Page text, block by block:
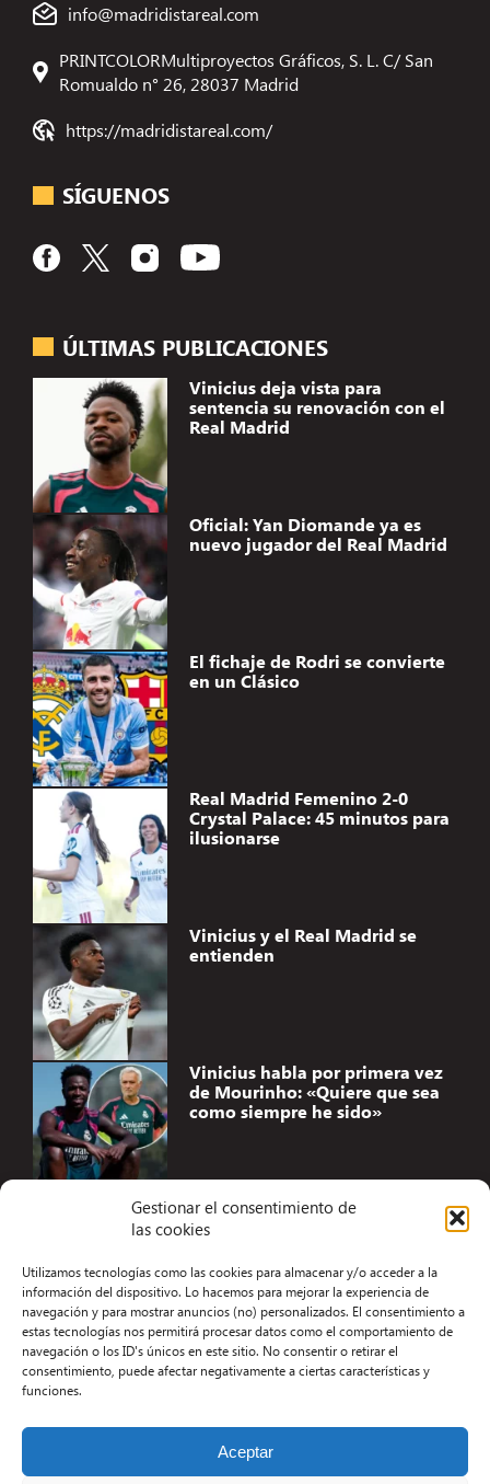
Gestionar el consentimiento de
las cookies
Utilizamos tecnologías como las cookies para almacenar y/o acceder a la
información del dispositivo. Lo hacemos para mejorar la experiencia de
navegación y para mostrar anuncios (no) personalizados. El consentimiento a
estas tecnologías nos permitirá procesar datos como el comportamiento de
navegación o los ID's únicos en este sitio. No consentir o retirar el
consentimiento, puede afectar negativamente a ciertas características y
funciones.
Aceptar
ÚLTIMAS PUBLICACIONES
Vinicius deja vista para
sentencia su renovación con el
Real Madrid
Oficial: Yan Diomande ya es
nuevo jugador del Real Madrid
El fichaje de Rodri se convierte
en un Clásico
Real Madrid Femenino 2-0
Crystal Palace: 45 minutos para
ilusionarse
Vinicius y el Real Madrid se
entienden
Vinicius habla por primera vez
de Mourinho: «Quiere que sea
como siempre he sido»
info@madridistareal.com
PRINTCOLORMultiproyectos Gráficos, S. L. C/ San
Romualdo n° 26, 28037 Madrid
https://madridistareal.com/
SÍGUENOS
Aviso Legal
Términos y condiciones
Política de privacidad
Contacto